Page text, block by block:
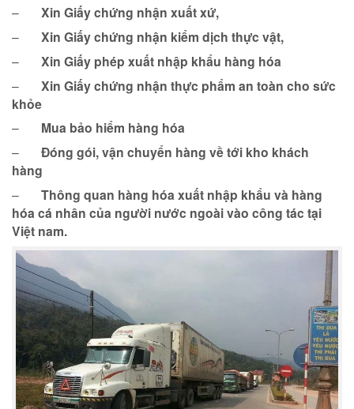
– Xin Giấy chứng nhận xuất xứ,
– Xin Giấy chứng nhận kiểm dịch thực vật,
– Xin Giấy phép xuất nhập khẩu hàng hóa
– Xin Giấy chứng nhận thực phẩm an toàn cho sức
khỏe
– Mua bảo hiểm hàng hóa
– Đóng gói, vận chuyển hàng về tới kho khách
hàng
– Thông quan hàng hóa xuất nhập khẩu và hàng
hóa cá nhân của người nước ngoài vào công tác tại
Việt nam.